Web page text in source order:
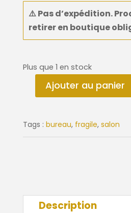
⚠️Pas d’expédition.
retirer en boutique
Plus que 1 en stock
quantité
Cadre
Ajouter au panier
Tags : bureau, fragile, salon
Description